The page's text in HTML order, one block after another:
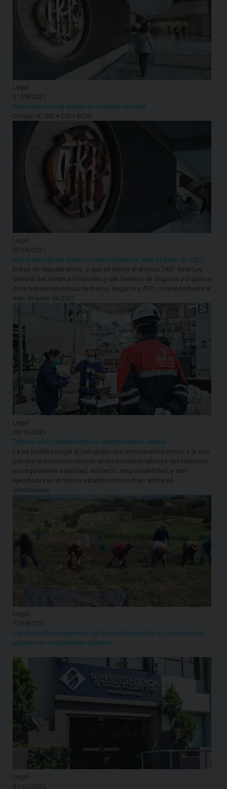
Legal
31/08/2021
Disposiciones de encaje en moneda nacional
Circular N° 0024-2021-BCRP
Legal
02/06/2021
Índice de reajuste diario correspondiente al mes de junio de 2021
Índice de reajuste diario, a que se refiere el artículo 240º de la Ley
General del Sistema Financiero y del Sistema de Seguros y Orgánica
de la Superintendencia de Banca, Seguros y AFP, correspondiente al
mes de junio de 2021
Legal
20/10/2021
Tribunal de la Sunafil define la discriminación salarial
La ley prohíbe pagar al trabajador una remuneración menor a la que
percibe una persona cuando ambos realizan labores que requieran
una equivalente habilidad, esfuerzo, responsabilidad, y son
ejecutadas en el mismo establecimiento bajo similares
condiciones.
Legal
10/08/2021
Ley de perfeccionamiento de la asociatividad de los productores
agrarios en cooperativas agrarias
-
Legal
31/01/2022